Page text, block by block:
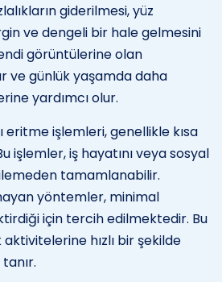
giderilmesi, yüz
ve dengeli bir hale gelmesini
görüntülerine olan
ve günlük yaşamda daha
yardımcı olur.
eritme işlemleri, genellikle kısa
işlemler, iş hayatını veya sosyal
tamamlanabilir.
yöntemler, minimal
için tercih edilmektedir. Bu
hızlı bir şekilde